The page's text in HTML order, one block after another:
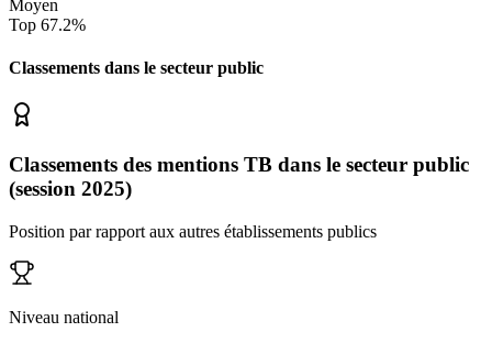
Moyen
Top 67.2%
Classements dans le secteur public
Classements des mentions TB dans le secteur public
(session 2025)
Position par rapport aux autres établissements publics
Niveau national